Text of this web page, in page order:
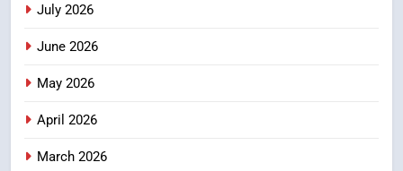
3
July 2026
June 2026
May 2026
April 2026
March 2026